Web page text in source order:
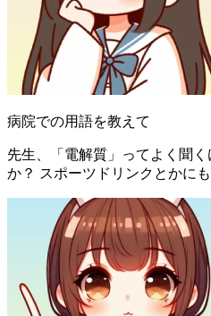
病院での用語を教えて
先生、「電解質」ってよく聞
か？ スポーツドリンクとかに